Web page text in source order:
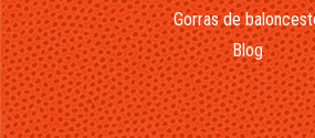
Gorras de
Blog